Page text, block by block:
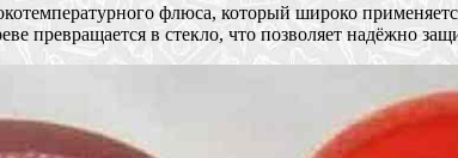
флюса, который широко
превращается в стекло, что позволяет надёжно